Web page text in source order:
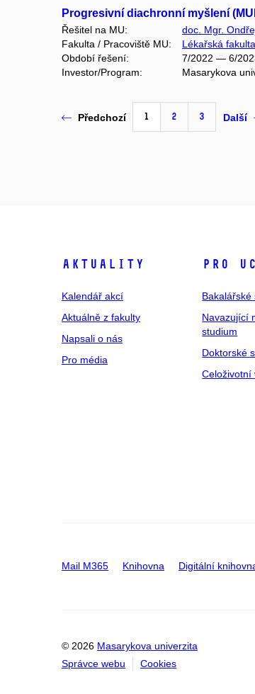
Progresivní diachronní myšlení
Řešitel na MU:
doc. Mgr.
Fakulta / Pracoviště MU:
Lékařská fakulta
Období řešení:
7/2022 — 6/
Investor/Program:
Masarykova
Předchozí 1 2 3 Další
Aktuality
Kalendář akcí
Aktuálně z fakulty
Napsali o nás
Pro média
Pro
Bakalářské
Navazující
studium
Doktorské
Celoživotní
Mail M365 Knihovna Digitální
© 2026 Masarykova univerzita
Správce webu
Cookies